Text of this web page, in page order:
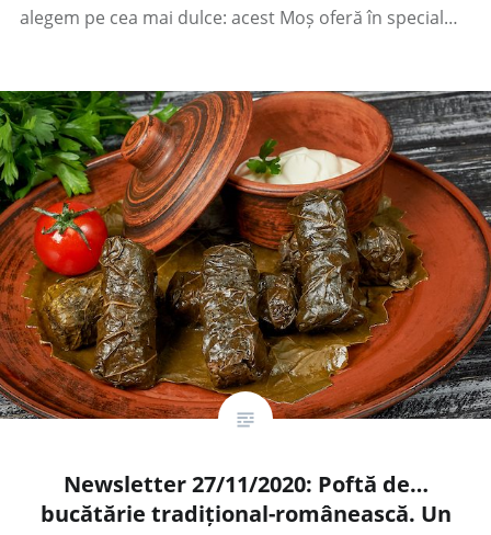
alegem pe cea mai dulce: acest Moș oferă în special…
Newsletter 27/11/2020: Poftă de…
bucătărie tradițional-românească. Un
Powered by